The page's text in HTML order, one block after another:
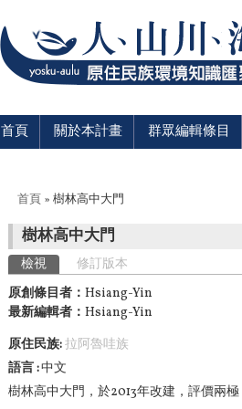
首頁 關於本計畫 群眾編輯條目
您在這裡
首頁 » 樹林高中大門
樹林高中大門
主要索引標籤
檢視 (作用中頁籤)
修訂版本
原創條目者： Hsiang-Yin
最新編輯者： Hsiang-Yin
原住民族:拉阿魯哇族
語言 中文
樹林高中大門，於2013年改建，評價兩極